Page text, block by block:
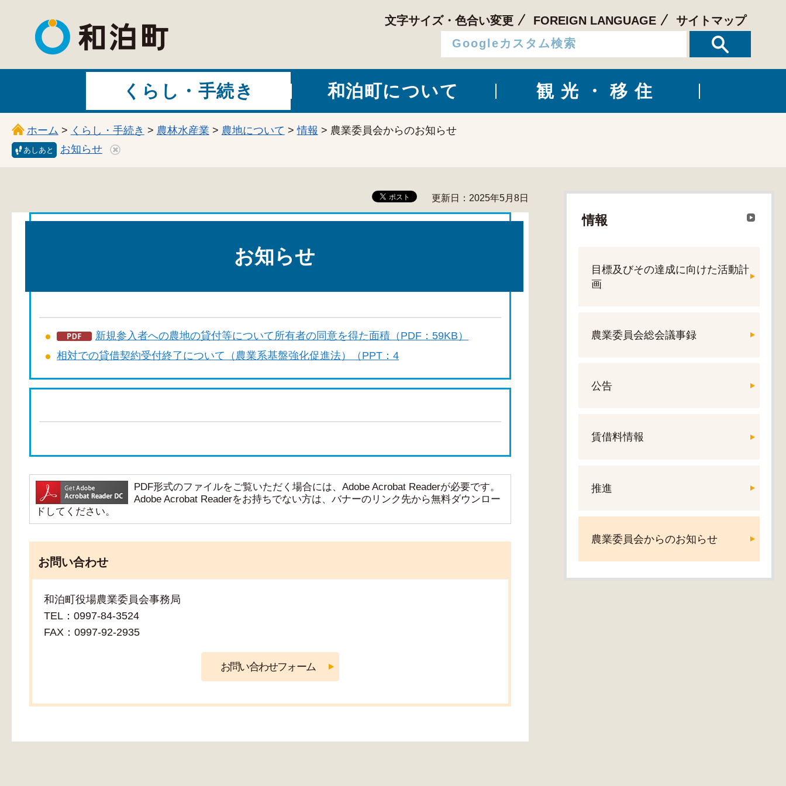
和泊町
文字サイズ・色合い変更 FOREIGN LANGUAGE サイトマップ
くらし・手続き 和泊町について 観光・移住
ホーム > くらし・手続き > 農林水産業 > 農地について >情報 > 農業委員会からのお知らせ
あしあと お知らせ
更新日：2025年5月8日
お知らせ
新規参入者への農地の貸付等について所有者の同意を得た面積（PDF：59KB）
相対での貸借契約受付終了について（農業系基盤強化促進法）（PPT：4
PDF形式のファイルをご覧いただく場合には、Adobe Acrobat Readerが必要です。
Adobe Acrobat Readerをお持ちでない方は、バナーのリンク先から無料ダウンロー
ドしてください。
お問い合わせ
和泊町役場農業委員会事務局
TEL：0997-84-3524
FAX：0997-92-2935
情報
目標及びその達成に向けた活動計
画
農業委員会総会議事録
公告
賃借料情報
推進
農業委員会からのお知らせ